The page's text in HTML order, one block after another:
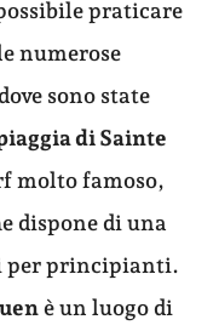
praticare
numerose
sono state
di Sainte
molto famoso,
dispone di una
per principianti.
è un luogo di